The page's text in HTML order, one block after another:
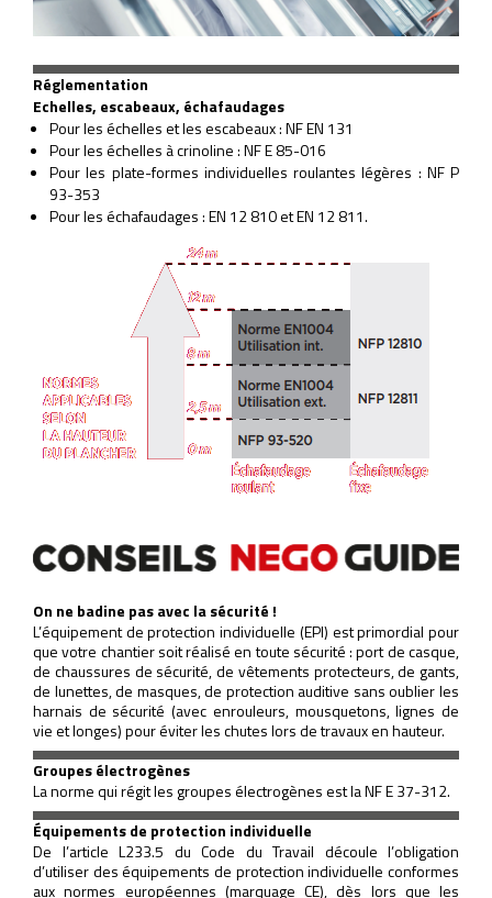
Réglementation
Echelles, escabeaux, échafaudages
Pour les échelles et les escabeaux : NF EN 131
Pour les échelles à crinoline : NF E 85-016
Pour les plate-formes individuelles roulantes légères : NF P
93-353
Pour les échafaudages : EN 12 810 et EN 12 811.
On ne badine pas avec la sécurité !
L’équipement de protection individuelle (EPI) est primordial pour
que votre chantier soit réalisé en toute sécurité : port de casque,
de chaussures de sécurité, de vêtements protecteurs, de gants,
de lunettes, de masques, de protection auditive sans oublier les
harnais de sécurité (avec enrouleurs, mousquetons, lignes de
vie et longes) pour éviter les chutes lors de travaux en hauteur.
Groupes électrogènes
La norme qui régit les groupes électrogènes est la NF E 37-312.
Équipements de protection individuelle
De l’article L233.5 du Code du Travail découle l’obligation
d’utiliser des équipements de protection individuelle conformes
aux normes européennes (marquage CE), dès lors que les